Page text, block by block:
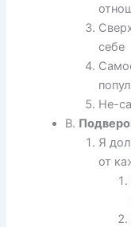
себе
Не-
B.
Я
от